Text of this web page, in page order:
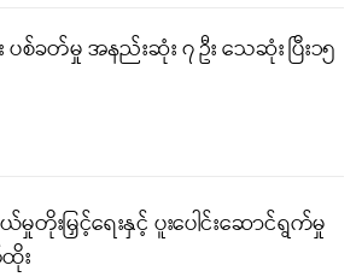
ပစ်ခတ်မှု အနည်းဆုံး ၇ ဦး သေဆုံး ပြီး၁၅
တိုးမြှင့်ရေးနှင့် ပူးပေါင်းဆောင်ရွက်မှု
း